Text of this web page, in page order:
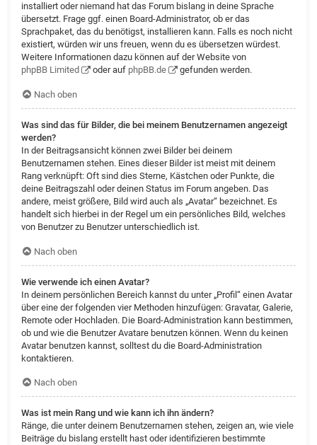
installiert oder niemand hat das Forum bislang in deine Sprache
übersetzt. Frage ggf. einen Board-Administrator, ob er das
Sprachpaket, das du benötigst, installieren kann. Falls es noch nicht
existiert, würden wir uns freuen, wenn du es übersetzen würdest.
Weitere Informationen dazu können auf der Website von
phpBB Limited
oder auf phpBB.de gefunden werden.
Nach oben
Was sind das für Bilder, die bei meinem Benutzernamen angezeigt
werden?
In der Beitragsansicht können zwei Bilder bei deinem
Benutzernamen stehen. Eines dieser Bilder ist meist mit deinem
Rang verknüpft: Oft sind dies Sterne, Kästchen oder Punkte, die
deine Beitragszahl oder deinen Status im Forum angeben. Das
andere, meist größere, Bild wird auch als „Avatar“ bezeichnet. Es
handelt sich hierbei in der Regel um ein persönliches Bild, welches
von Benutzer zu Benutzer unterschiedlich ist.
Nach oben
Wie verwende ich einen Avatar?
In deinem persönlichen Bereich kannst du unter „Profil“ einen Avatar
über eine der folgenden vier Methoden hinzufügen: Gravatar, Galerie,
Remote oder Hochladen. Die Board-Administration kann bestimmen,
ob und wie die Benutzer Avatare benutzen können. Wenn du keinen
Avatar benutzen kannst, solltest du die Board-Administration
kontaktieren.
Nach oben
Was ist mein Rang und wie kann ich ihn ändern?
Ränge, die unter deinem Benutzernamen stehen, zeigen an, wie viele
Beiträge du bislang erstellt hast oder identifizieren bestimmte